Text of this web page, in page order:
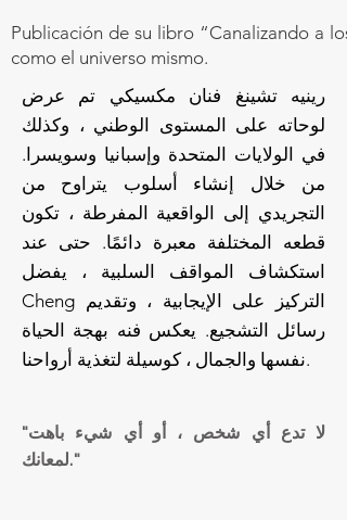
Publicación de su libro “Canalizando a
como el universo mismo.
رينيه تشينغ فنان مكسيكي تم عرض
لوحاته على المستوى الوطني ، وكذلك
في الولايات المتحدة وإسبانيا وسويسرا.
من خلال إنشاء أسلوب يتراوح من
التجريدي إلى الواقعية المفرطة ، تكون
قطعه المختلفة معبرة دائمًا. حتى عند
استكشاف المواقف السلبية ، يفضل
Cheng التركيز على الإيجابية ، وتقديم
رسائل التشجيع. يعكس فنه بهجة الحياة
نفسها والجمال ، كوسيلة لتغذية أرواحنا.
"لا تدع أي شخص ، أو أي شيء باهت
لمعانك."